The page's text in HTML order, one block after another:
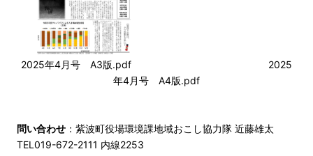
2025年4月号 A3版.pdf
2025
年4月号 A4版.pdf
問い合わせ ：紫波町役場環境課地域おこし協力隊 近藤雄太
TEL019-672-2111 内線2253